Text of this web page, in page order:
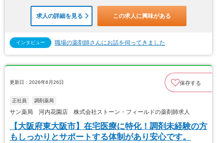
求人の詳細を見る この求人に興味がある
インタビュー 職場の薬剤師さんにお話を伺ってきました
更新日：2026年6月26日 保存する
正社員 調剤薬局
サン薬局 河内花園店 株式会社ストーン・フィールドの薬剤師求人
【大阪府東大阪市】在宅医療に特化！調剤未経験の方
もしっかりとサポートする体制があり安心です。